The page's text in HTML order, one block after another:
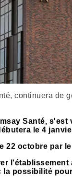
continuera de
Santé,
le 4
22 octobre par
la possibilité